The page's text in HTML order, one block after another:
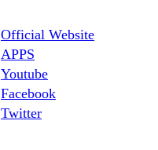
Official Website
APPS
Youtube
Facebook
Twitter